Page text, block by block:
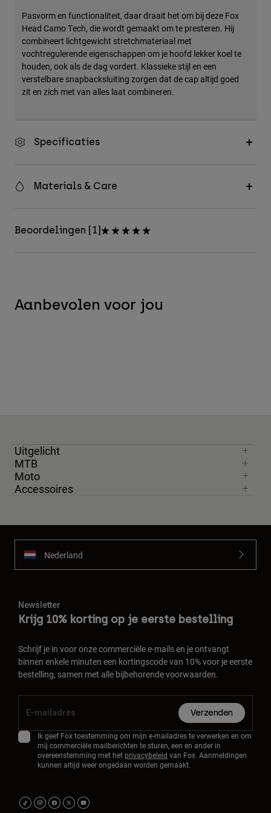
All Accessories
Bags & Backpacks
Hats & Caps
Alles bekijken
Pasvorm en functionaliteit, daar draait het om bij deze Fox
Head Camo Tech, die wordt gemaakt om te presteren. Hij
combineert lichtgewicht stretchmateriaal met
vochtregulerende eigenschappen om je hoofd lekker koel te
houden, ook als de dag vordert. Klassieke stijl en een
verstelbare snapbacksluiting zorgen dat de cap altijd goed
zit en zich met van alles laat combineren.
Specificaties
Materials & Care
Beoordelingen [1]
Aanbevolen voor jou
Uitgelicht
MTB
Moto
Accessoires
Nederland
Newsletter
Krijg 10% korting op je eerste bestelling
Schrijf je in voor onze commerciële e-mails en je ontvangt
binnen enkele minuten een kortingscode van 10% voor je eerste
bestelling, samen met alle bijbehorende voorwaarden.
Verzenden
Ik geef Fox toestemming om mijn e-mailadres te verwerken en om
mij commerciële mailberichten te sturen, een en ander in
overeenstemming met het privacybeleid van Fox. Aanmeldingen
kunnen altijd weer ongedaan worden gemaakt.